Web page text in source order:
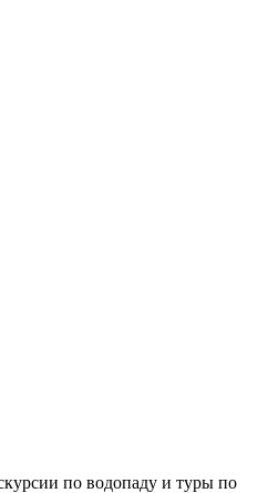
по водопаду и туры по